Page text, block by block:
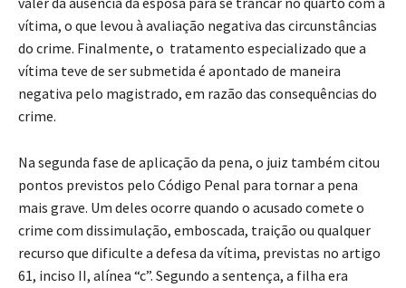
vítima, o que levou à avaliação negativa das circunstâncias
do crime. Finalmente, o tratamento especializado que a
vítima teve de ser submetida é apontado de maneira
negativa pelo magistrado, em razão das consequências do
crime.
Na segunda fase de aplicação da pena, o juiz também citou
pontos previstos pelo Código Penal para tornar a pena
mais grave. Um deles ocorre quando o acusado comete o
crime com dissimulação, emboscada, traição ou qualquer
recurso que dificulte a defesa da vítima, previstas no artigo
61, inciso II, alínea “c”. Segundo a sentença, a filha era